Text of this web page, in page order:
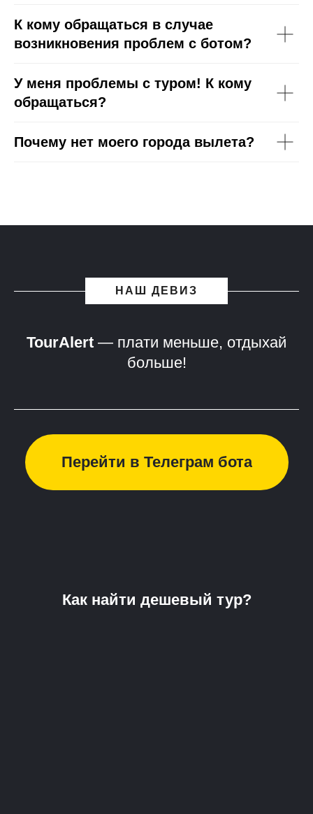
К кому обращаться в случае
возникновения проблем с ботом?
У меня проблемы с туром! К кому
обращаться?
Почему нет моего города вылета?
НАШ ДЕВИЗ
TourAlert — плати меньше, отдыхай
больше!
Перейти в Телеграм бота
Как найти дешевый тур?